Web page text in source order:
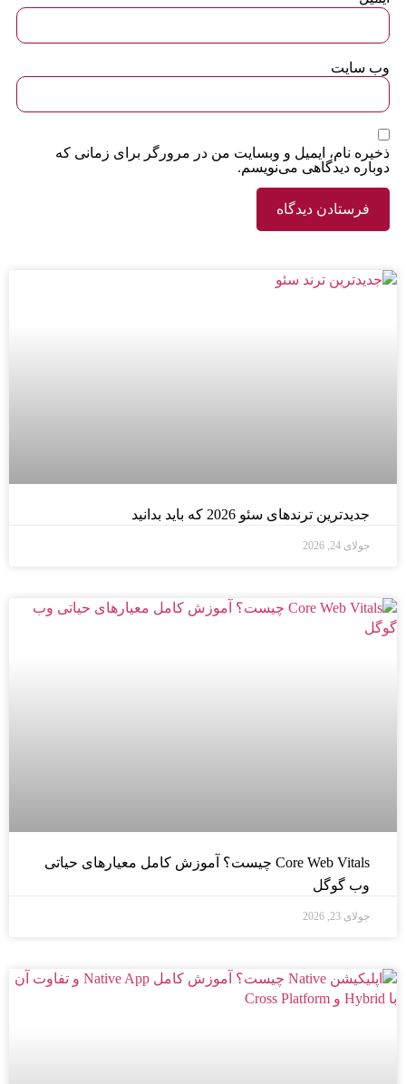
وب‌ سایت
ذخیره نام، ایمیل و وبسایت من در مرورگر برای زمانی که
دوباره دیدگاهی می‌نویسم.
جدیدترین ترندهای سئو 2026 که باید بدانید
جولای 24, 2026
Core Web Vitals چیست؟ آموزش کامل معیارهای حیاتی
وب گوگل
جولای 23, 2026